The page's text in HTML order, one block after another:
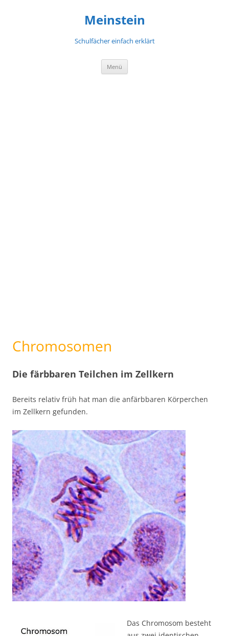
Meinstein
Schulfächer einfach erklärt
Menü
Chromosomen
Die färbbaren Teilchen im Zellkern
Bereits relativ früh hat man die anfärbbaren Körperchen
im Zellkern gefunden.
Das Chromosom besteht